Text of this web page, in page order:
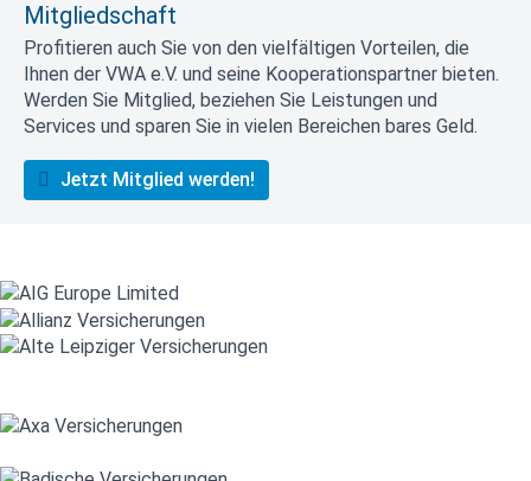
Mitgliedschaft
Profitieren auch Sie von den vielfältigen Vorteilen, die
Ihnen der VWA e.V. und seine Kooperationspartner bieten.
Werden Sie Mitglied, beziehen Sie Leistungen und
Services und sparen Sie in vielen Bereichen bares Geld.
Jetzt Mitglied werden!